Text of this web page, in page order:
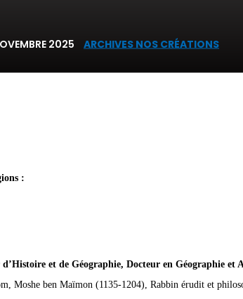
2025 ARCHIVES NOS CRÉATIONS
:
et de Géographie, Docteur en Géographie et
Moshe ben Maïmon (1135-1204), Rabbin érudit et